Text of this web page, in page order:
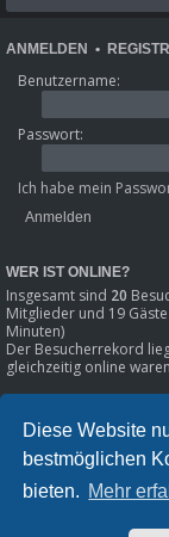
Diese Website
bestmöglichen
bieten. Mehr
ANMELDEN •
Benutzername:
Passwort:
Ich habe mein
WER IST ONLINE?
Insgesamt sind 20
Mitglieder und 19
Minuten)
Der Besucherrekord
gleichzeitig online
Beiträge insgesamt
1216
• Unser neuestes
Startseite
Foren-